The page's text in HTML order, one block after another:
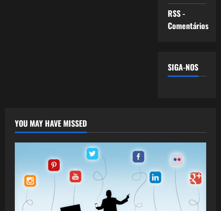
RSS -
Comentários
SIGA-NOS
YOU MAY HAVE MISSED